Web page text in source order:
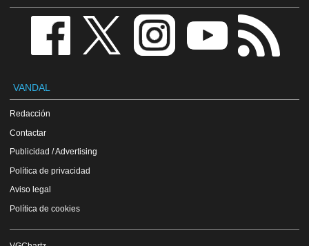
VANDAL
Redacción
Contactar
Publicidad / Advertising
Política de privacidad
Aviso legal
Política de cookies